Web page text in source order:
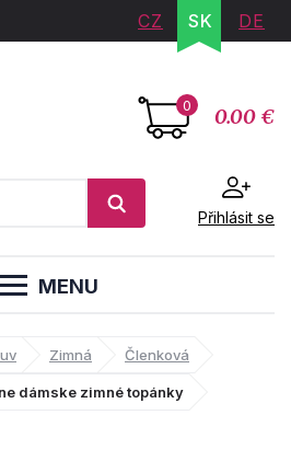
CZ SK DE
0 0.00 €
Přihlásit se
MENU
Zimná Členková
dámske zimné topánky